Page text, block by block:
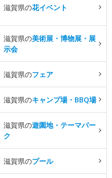
滋賀県の花イベント
滋賀県の美術展・博物展・展
示会
滋賀県のフェア
滋賀県のキャンプ場・BBQ場
滋賀県の遊園地・テーマパー
ク
滋賀県のプール